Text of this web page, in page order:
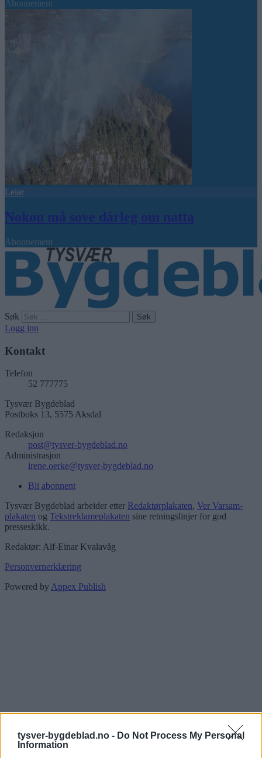
tysver-bygdeblad.no - Do Not Process My Personal
Information
Abonnement
Leiar
Nokon må sove dårleg om natta
Abonnement
Søk
Logg inn
Kontakt
Telefon
52 777775
Tysvær Bygdeblad
Postboks 13, 5575 Aksdal
Redaksjon
post@tysver-bygdeblad.no
Administrasjon
irene.oerke@tysver-bygdeblad.no
Bli abonnent
Tysvær Bygdeblad arbeider etter Redaktørplakaten, Ver Varsam-
plakaten og Tekstreklameplakaten sine retningslinjer for god
presseskikk.
Redaktør: Alf-Einar Kvalavåg
Personvernerklæring
Powered byAppex Publish